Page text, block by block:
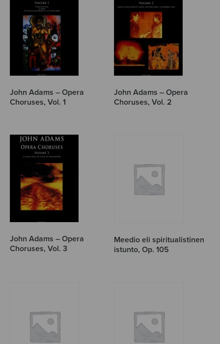
John Adams – Opera
Choruses, Vol. 1
John Adams – Opera
Choruses, Vol. 2
John Adams – Opera
Choruses, Vol. 3
Meedio eli spiritualistinen
istunto, Op. 105